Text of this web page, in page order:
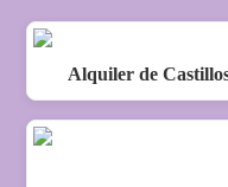
Alquiler de